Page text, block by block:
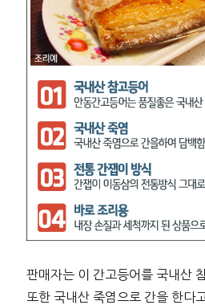
판매자는 이 간고등어를 국내산
또한 국내산 죽염으로 간을 한다